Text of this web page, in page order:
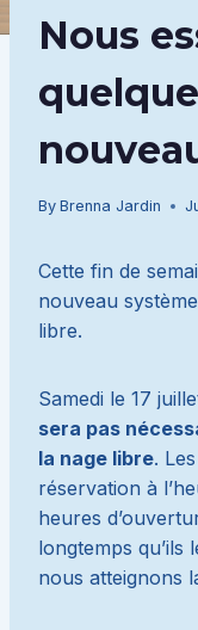
Nous
By Brenna Jardin
Cette fin de
nouveau
libre.
Samedi le 17
sera pas
la nage libre.
réservation à
heures
longtemps qu’ils
nous atteignons